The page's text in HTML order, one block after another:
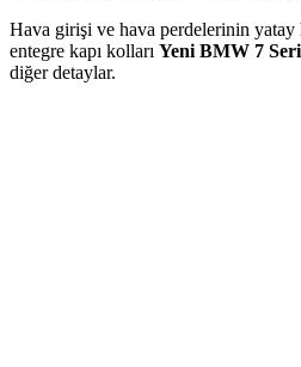
Hava girişi ve hava perdelerinin yatay
entegre kapı kolları Yeni BMW 7
diğer detaylar.